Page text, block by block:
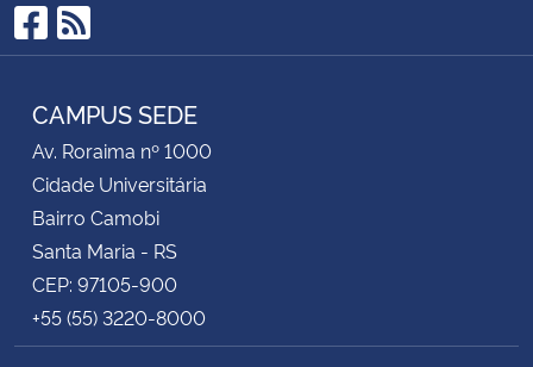
Facebook
RSS
CAMPUS SEDE
Av. Roraima nº 1000
Cidade Universitária
Bairro Camobi
Santa Maria - RS
CEP: 97105-900
+55 (55) 3220-8000